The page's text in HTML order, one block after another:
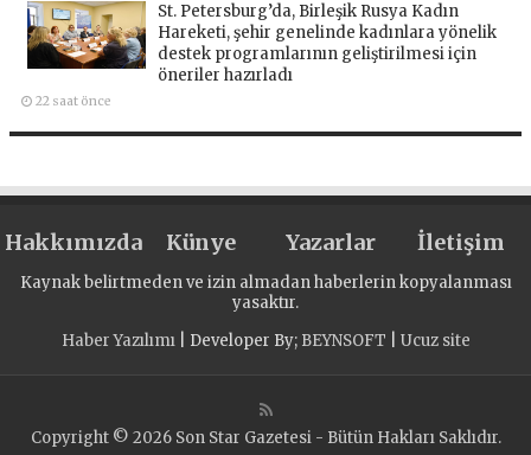
St. Petersburg’da, Birleşik Rusya Kadın
Hareketi, şehir genelinde kadınlara yönelik
destek programlarının geliştirilmesi için
öneriler hazırladı
22 saat önce
Hakkımızda Künye Yazarlar İletişim
Kaynak belirtmeden ve izin almadan haberlerin kopyalanması
yasaktır.
Haber Yazılımı| Developer By; BEYNSOFT Ucuz site
Copyright © 2026 Son Star Gazetesi - Bütün Hakları Saklıdır.